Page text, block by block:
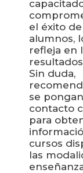
el éxito de
alumnos,
refleja en
Sin duda,
se
contacto
para
cursos
las